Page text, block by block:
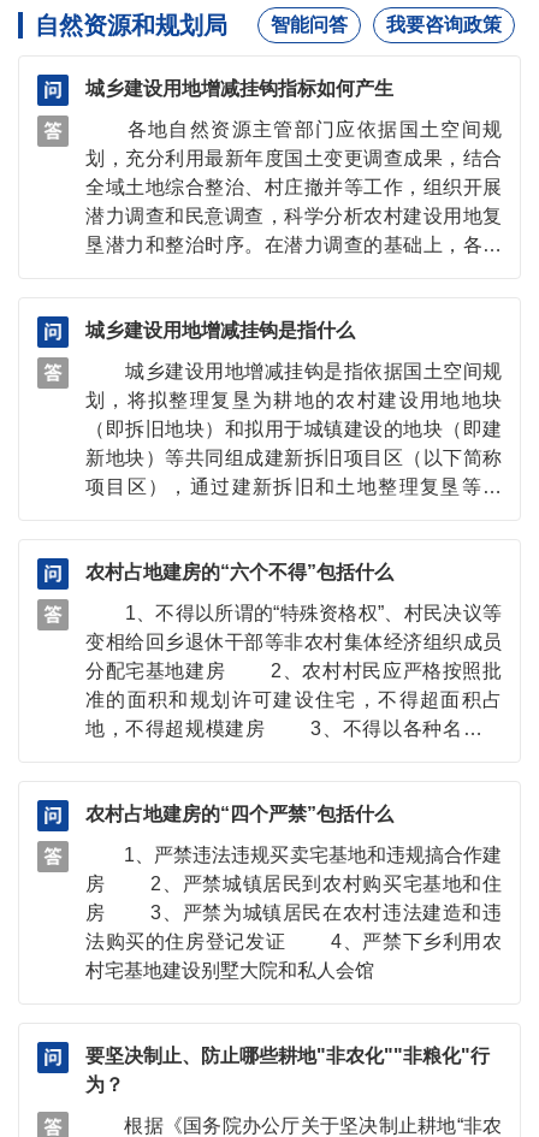
自然资源和规划局 智能问答 我要咨询政策
城乡建设用地增减挂钩指标如何产生
各地自然资源主管部门应依据国土空间规
划，充分利用最新年度国土变更调查成果，结合
全域土地综合整治、村庄撤并等工作，组织开展
潜力调查和民意调查，科学分析农村建设用地复
垦潜力和整治时序。在潜力调查的基础上，各地
地块纳入复垦立项范围。增减挂钩拆旧复垦地块
要参照土地整治标准，严格验收程序，由县、市
级自然资源主管部门分别组织初验和验收。拆旧
区复垦后新增耕地应为可长期稳定利用耕地，验
收地类和面积应与国土变更调查后的地类和面积
一致。拆旧区在最新国土变更调查成果中应为合
公共服务、交通运输等建设用地的面积不得低于
相连，并与大田集中连片，与大田相连的拆旧区
独立地块面积不得低于67平方米，不相连的单个
独立拆旧地块面积不得低于400平方米。
城乡建设用地增减挂钩是指什么
城乡建设用地增减挂钩是指依据国土空间规
划，将拟整理复垦为耕地的农村建设用地地块
（即拆旧地块）和拟用于城镇建设的地块（即建
新地块）等共同组成建新拆旧项目区（以下简称
项目区），通过建新拆旧和土地整理复垦等措
量，节约集约利用建设用地，城乡用地布局更合
理”的目标。
农村占地建房的“六个不得​”包括什么
1、不得以所谓的“特殊资格权”、村民决议等
变相给回乡退休干部等非农村集体经济组织成员
分配宅基地建房 2、农村村民应严格按照批
准的面积和规划许可建设住宅，不得超面积占
地，不得超规模建房 3、不得以各种名义违
5、不得以退出宅基地作为农民进城落户的条
件
农村占地建房的“四个严禁”包括什么
1、严禁违法违规买卖宅基地和违规搞合作建
房 2、严禁城镇居民到农村购买宅基地和住
房 3、严禁为城镇居民在农村违法建造和违
法购买的住房登记发证 4、严禁下乡利用农
村宅基地建设别墅大院和私人会馆
要坚决制止、防止哪些耕地"非农化""非粮化"行
为？
根据《国务院办公厅关于坚决制止耕地“非农